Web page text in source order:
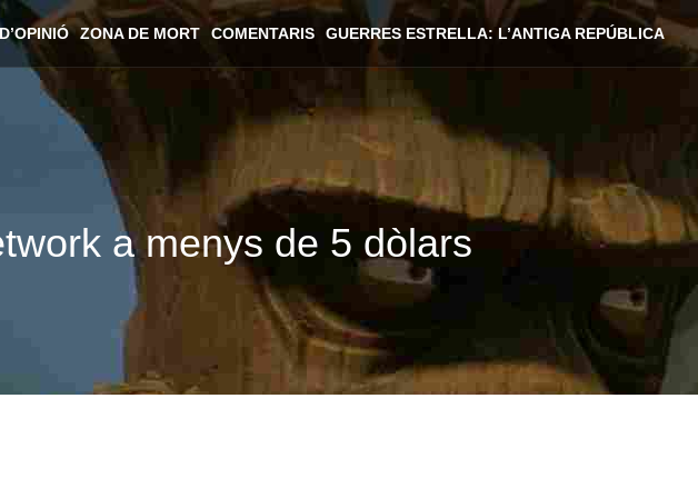
ZONA DE MORT COMENTARIS GUERRES ESTRELLA: L’ANTIGA REPÚBLICA
a menys de 5 dòlars